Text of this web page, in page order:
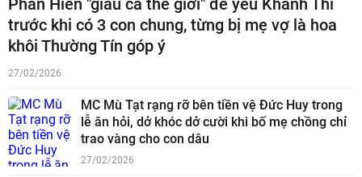
trước khi có 3 con chung, từng bị mẹ vợ là hoa
khôi Thường Tín góp ý
27/02/2026
MC Mù Tạt rạng rỡ bên tiền vệ Đức Huy trong
lễ ăn hỏi, dở khóc dở cười khi bố mẹ chồng chỉ
trao vàng cho con dâu
27/02/2026